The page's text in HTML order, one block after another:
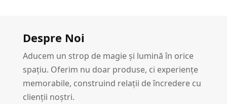
Despre Noi
Aducem un strop de magie și lumină în orice
spațiu. Oferim nu doar produse, ci experiențe
memorabile, construind relații de încredere cu
clienții noștri.